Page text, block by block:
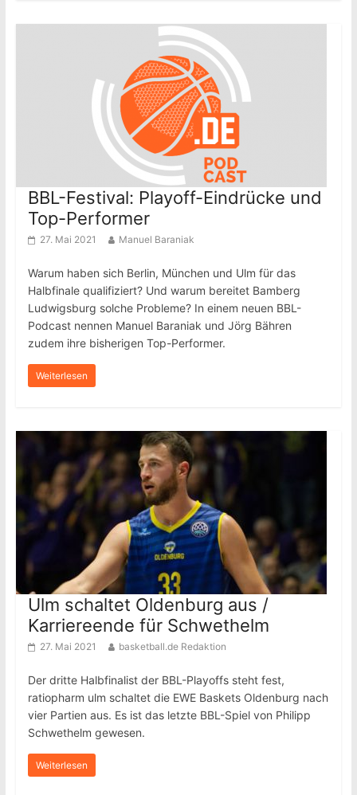
BBL-Festival: Playoff-Eindrücke und
Top-Performer
27. Mai 2021 Manuel Baraniak
Warum haben sich Berlin, München und Ulm für das
Halbfinale qualifiziert? Und warum bereitet Bamberg
Ludwigsburg solche Probleme? In einem neuen BBL-
Podcast nennen Manuel Baraniak und Jörg Bähren
zudem ihre bisherigen Top-Performer.
Weiterlesen
Ulm schaltet Oldenburg aus /
Karriereende für Schwethelm
27. Mai 2021 basketball.de Redaktion
Der dritte Halbfinalist der BBL-Playoffs steht fest,
ratiopharm ulm schaltet die EWE Baskets Oldenburg nach
vier Partien aus. Es ist das letzte BBL-Spiel von Philipp
Schwethelm gewesen.
Weiterlesen